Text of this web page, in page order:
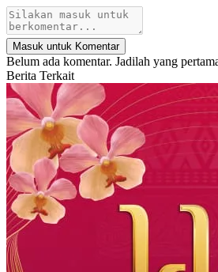
Masuk untuk Komentar
Belum ada komentar. Jadilah yang
Berita Terkait